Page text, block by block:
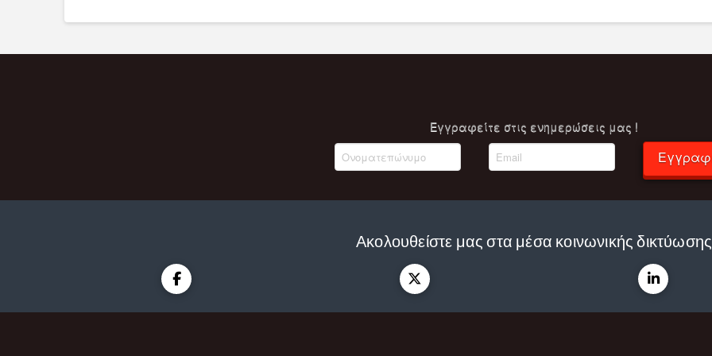
Eγγραφείτε στις ενημερώσεις μας !
Ακολουθείστε μας στα μέσα κοινωνικής δικτύωσης